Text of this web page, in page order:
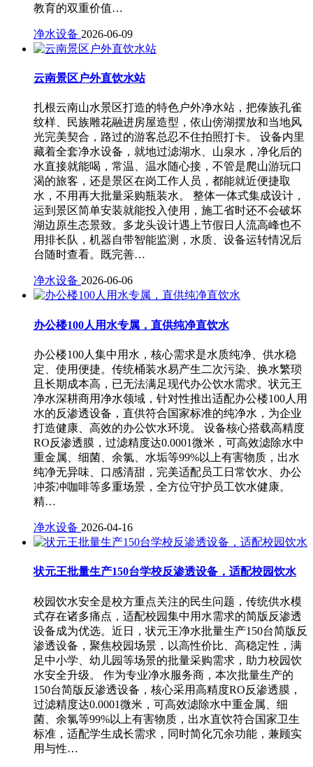
教育的双重价值…
净水设备 2026-06-09
云南景区户外直饮水站
扎根云南山水景区打造的特色户外净水站，把傣族孔雀
纹样、民族雕花融进房屋造型，依山傍湖摆放和当地风
光完美契合，路过的游客总忍不住拍照打卡。 设备内里
藏着全套净水设备，就地过滤湖水、山泉水，净化后的
水直接就能喝，常温、温水随心接，不管是爬山游玩口
渴的旅客，还是景区在岗工作人员，都能就近便捷取
水，不用再大批量采购瓶装水。 整体一体式集成设计，
运到景区简单安装就能投入使用，施工省时还不会破坏
湖边原生态景致。多龙头设计遇上节假日人流高峰也不
用排长队，机器自带智能监测，水质、设备运转情况后
台随时查看。既完善…
净水设备 2026-06-06
办公楼100人用水专属，直供纯净直饮水
办公楼100人集中用水，核心需求是水质纯净、供水稳
定、使用便捷。传统桶装水易产生二次污染、换水繁琐
且长期成本高，已无法满足现代办公饮水需求。状元王
净水深耕商用净水领域，针对性推出适配办公楼100人用
水的反渗透设备，直供符合国家标准的纯净水，为企业
打造健康、高效的办公饮水环境。 设备核心搭载高精度
RO反渗透膜，过滤精度达0.0001微米，可高效滤除水中
重金属、细菌、余氯、水垢等99%以上有害物质，出水
纯净无异味、口感清甜，完美适配员工日常饮水、办公
冲茶冲咖啡等多重场景，全方位守护员工饮水健康。
精…
净水设备 2026-04-16
状元王批量生产150台学校反渗透设备，适配校园饮水
校园饮水安全是校方重点关注的民生问题，传统供水模
式存在诸多痛点，适配校园集中用水需求的简版反渗透
设备成为优选。近日，状元王净水批量生产150台简版反
渗透设备，聚焦校园场景，以高性价比、高稳定性，满
足中小学、幼儿园等场景的批量采购需求，助力校园饮
水安全升级。 作为专业净水服务商，本次批量生产的
150台简版反渗透设备，核心采用高精度RO反渗透膜，
过滤精度达0.0001微米，可高效滤除水中重金属、细
菌、余氯等99%以上有害物质，出水直饮符合国家卫生
标准，适配学生成长需求，同时简化冗余功能，兼顾实
用与性…